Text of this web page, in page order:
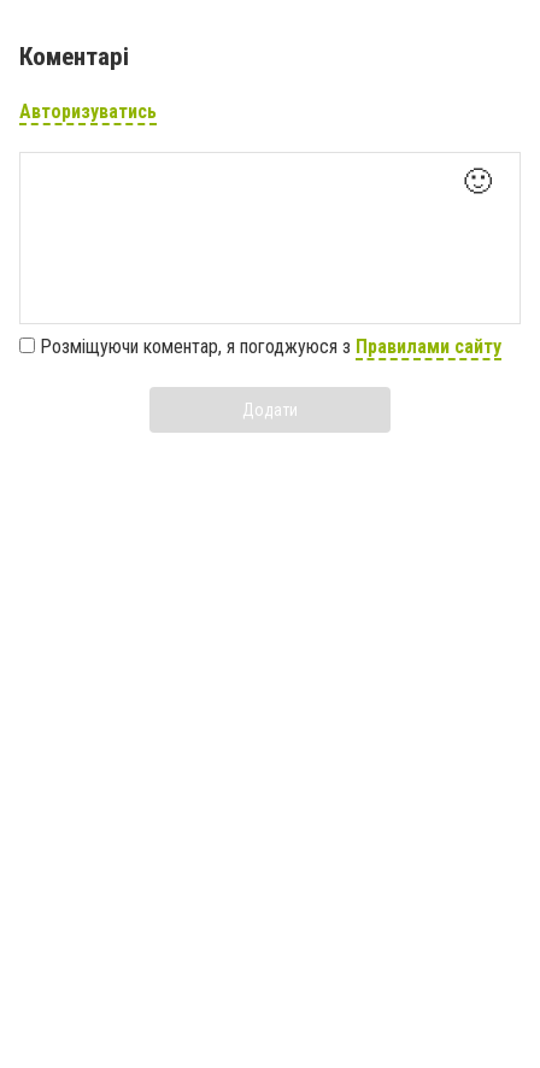
Коментарі
Авторизуватись
🙂
Розміщуючи коментар, я погоджуюся з Правилами сайту
Додати